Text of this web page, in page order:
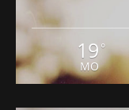
19 °
MO